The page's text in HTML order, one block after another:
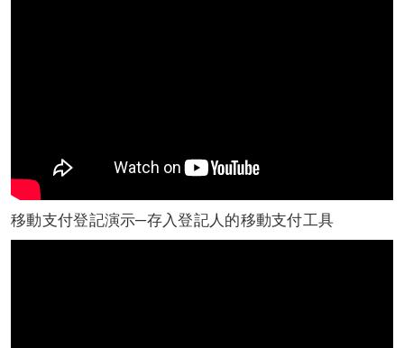
移動支付登記演示─存入登記人的移動支付工具